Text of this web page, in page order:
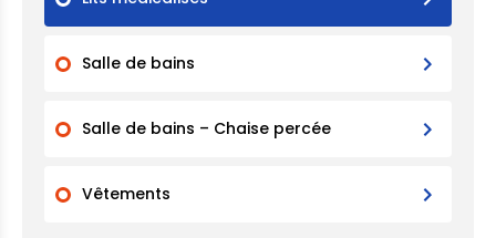
Salle de bains
Salle de bains – Chaise percée
Vêtements